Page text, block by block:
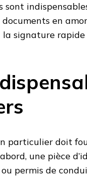
sont
en
signature
particulier doit
une pièce
permis de